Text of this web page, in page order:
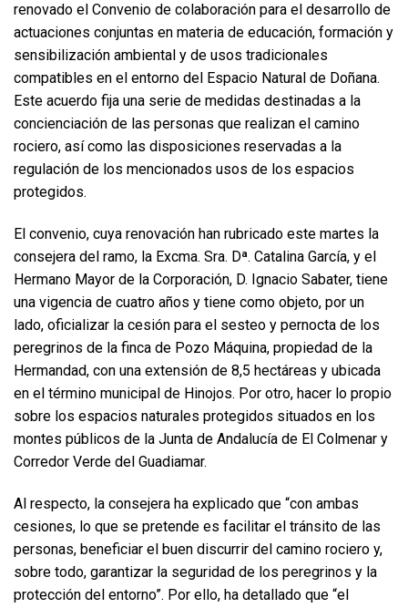
renovado el Convenio de colaboración para el desarrollo de
actuaciones conjuntas en materia de educación, formación y
sensibilización ambiental y de usos tradicionales
compatibles en el entorno del Espacio Natural de Doñana.
Este acuerdo fija una serie de medidas destinadas a la
concienciación de las personas que realizan el camino
rociero, así como las disposiciones reservadas a la
regulación de los mencionados usos de los espacios
protegidos.
El convenio, cuya renovación han rubricado este martes la
consejera del ramo, la Excma. Sra. Dª. Catalina García, y el
Hermano Mayor de la Corporación, D. Ignacio Sabater, tiene
una vigencia de cuatro años y tiene como objeto, por un
lado, oficializar la cesión para el sesteo y pernocta de los
peregrinos de la finca de Pozo Máquina, propiedad de la
Hermandad, con una extensión de 8,5 hectáreas y ubicada
en el término municipal de Hinojos. Por otro, hacer lo propio
sobre los espacios naturales protegidos situados en los
montes públicos de la Junta de Andalucía de El Colmenar y
Corredor Verde del Guadiamar.
Al respecto, la consejera ha explicado que “con ambas
cesiones, lo que se pretende es facilitar el tránsito de las
personas, beneficiar el buen discurrir del camino rociero y,
sobre todo, garantizar la seguridad de los peregrinos y la
protección del entorno”. Por ello, ha detallado que “el